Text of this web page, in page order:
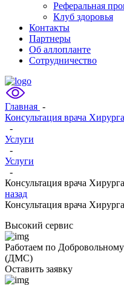
Реферальная
Клуб здоровья
Контакты
Партнеры
Об аллопланте
Сотрудничество
Главная -
Консультация врача
-
Услуги
-
Услуги
-
Консультация врача
назад
Консультация врача
Высокий сервис
Работаем по
(ДМС)
Оставить заявку